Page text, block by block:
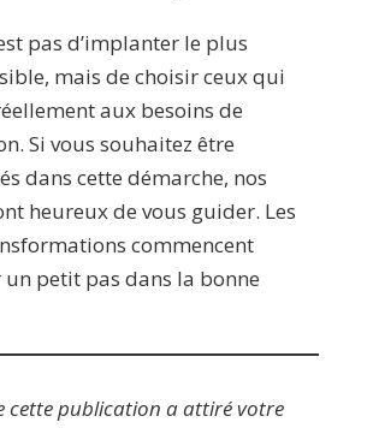
pas d’implanter le plus
mais de choisir ceux qui
aux besoins de
Si vous souhaitez être
dans cette démarche, nos
heureux de vous guider. Les
commencent
petit pas dans la bonne
cette publication a attiré votre